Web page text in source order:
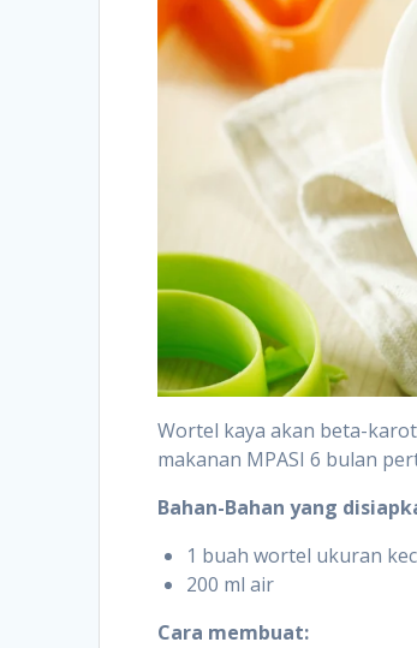
Wortel kaya akan beta-
makanan MPASI 6 bulan
Bahan-Bahan yang
1 buah wortel ukuran
200 ml air
Cara membuat: